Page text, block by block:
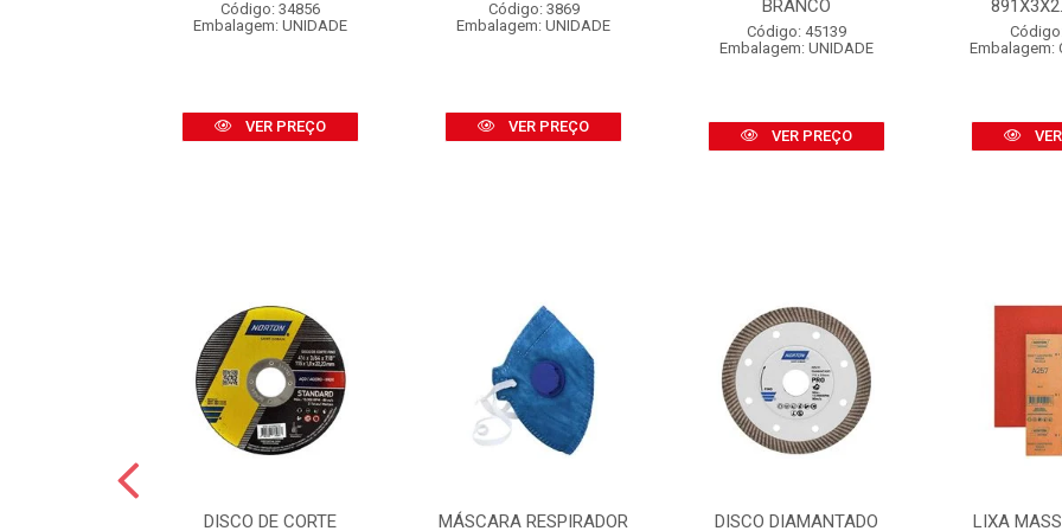
Código: 34856
Embalagem: UNIDADE
VER PREÇO
Código: 3869
Embalagem: UNIDADE
VER PREÇO
BRANCO
Código: 45139
Embalagem: UNIDADE
VER PREÇO
Embalagem:
DISCO DE CORTE MÁSCARA RESPIRADOR DISCO DIAMANTADO LIXA